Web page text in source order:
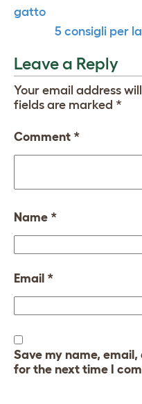
gatto
5 consigli per
Leave a Reply
Your email address
fields are marked *
Comment *
Name *
Email *
Save my name,
for the next time I